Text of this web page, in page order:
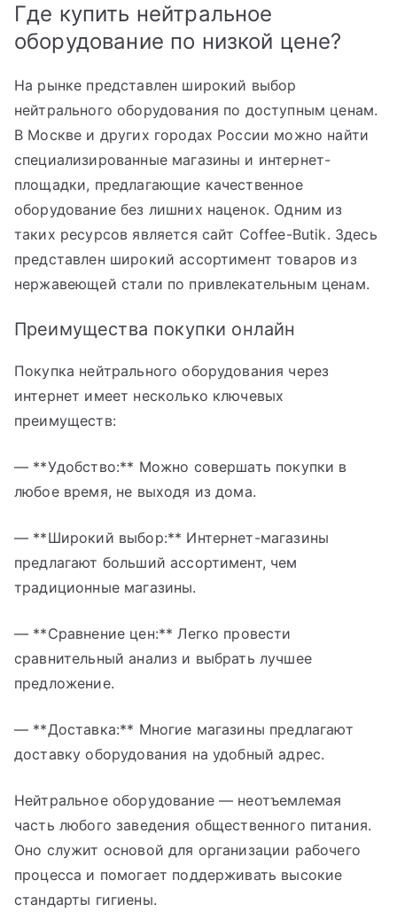
Где купить нейтральное
оборудование по низкой цене?
На рынке представлен широкий выбор
нейтрального оборудования по доступным ценам.
В Москве и других городах России можно найти
специализированные магазины и интернет-
площадки, предлагающие качественное
оборудование без лишних наценок. Одним из
таких ресурсов является сайт Coffee-Butik. Здесь
представлен широкий ассортимент товаров из
нержавеющей стали по привлекательным ценам.
Преимущества покупки онлайн
Покупка нейтрального оборудования через
интернет имеет несколько ключевых
преимуществ:
— **Удобство:** Можно совершать покупки в
любое время, не выходя из дома.
— **Широкий выбор:** Интернет-магазины
предлагают больший ассортимент, чем
традиционные магазины.
— **Сравнение цен:** Легко провести
сравнительный анализ и выбрать лучшее
предложение.
— **Доставка:** Многие магазины предлагают
доставку оборудования на удобный адрес.
Нейтральное оборудование — неотъемлемая
часть любого заведения общественного питания.
Оно служит основой для организации рабочего
процесса и помогает поддерживать высокие
стандарты гигиены.